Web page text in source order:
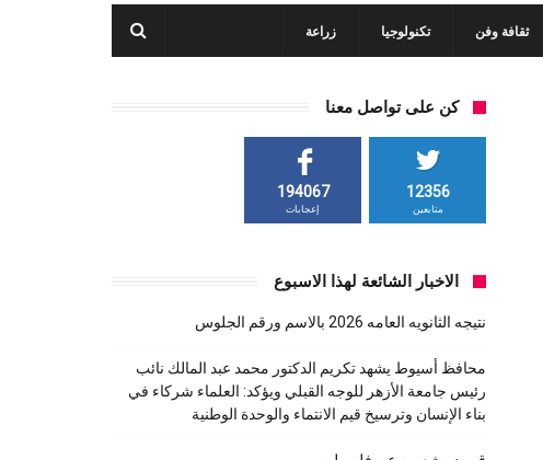
ثقافة وفن تكنولوجيا زراعة
كن على تواصل معنا
12356
متابعين
194067
إعجابات
الاخبار الشائعة لهذا الاسبوع
نتيجه الثانويه العامه 2026 بالاسم ورقم الجلوس
محافظ أسيوط يشهد تكريم الدكتور محمد عبد المالك نائب
رئيس جامعة الأزهر للوجه القبلي ويؤكد: العلماء شركاء في
بناء الإنسان وترسيخ قيم الانتماء والوحدة الوطنية